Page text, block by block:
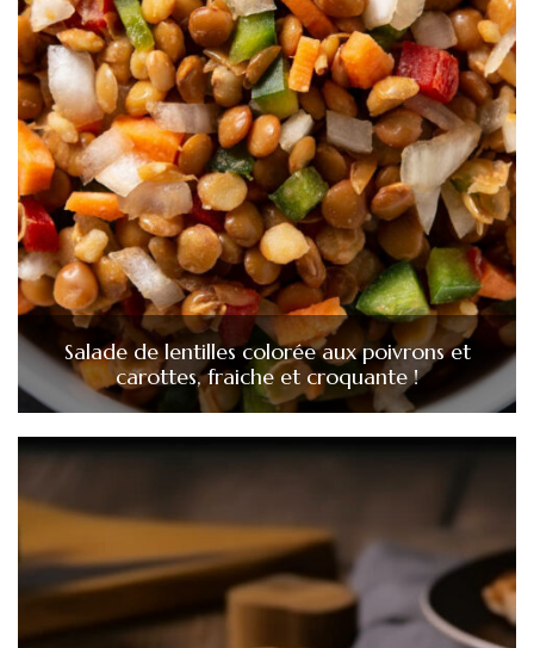
Salade de lentilles colorée aux poivrons et
carottes, fraiche et croquante !